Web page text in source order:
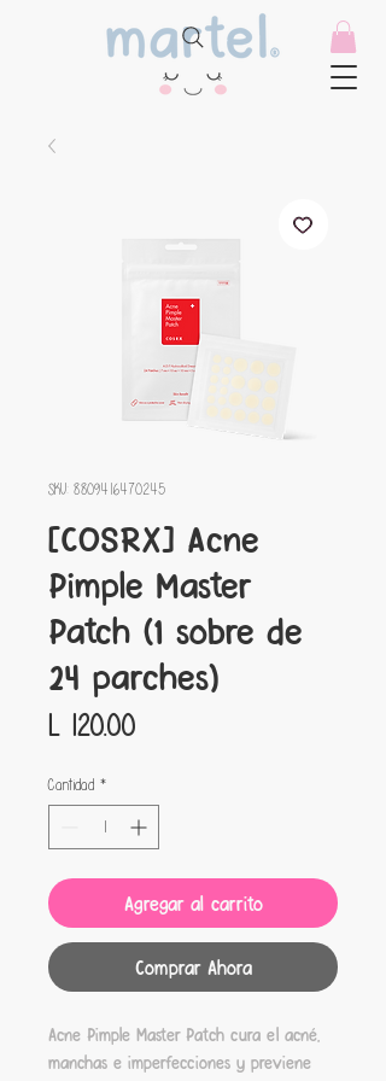
SKU: 8809416470245
[COSRX] Acne
Pimple Master
Patch (1 sobre de
24 parches)
L 120.00Precio
Cantidad *
Agregar al carrito
Comprar Ahora
Acne Pimple Master Patch cura el acné,
manchas e imperfecciones y previene